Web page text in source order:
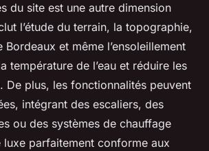
du site est une autre dimension
l’étude du terrain, la topographie,
et même l’ensoleillement
température de l’eau et réduire les
De plus, les fonctionnalités peuvent
intégrant des escaliers, des
ou des systèmes de chauffage
luxe parfaitement conforme aux